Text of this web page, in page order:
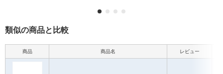
類似の商品と比較
商品 商品名 レビュー